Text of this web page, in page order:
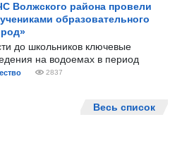
Волжского района провели
образовательного
до школьников ключевые
на водоемах в период
2837
Весь список